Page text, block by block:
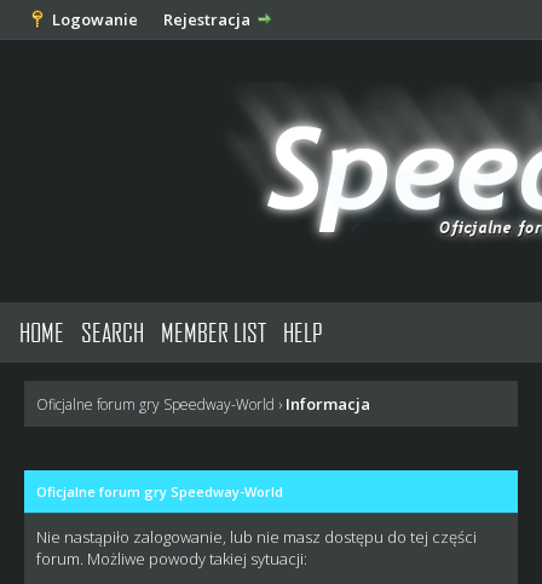
Logowanie Rejestracja
HOME SEARCH MEMBER LIST HELP
Oficjalne forum gry Speedway-World › Informacja
Oficjalne forum gry Speedway-World
Nie nastąpiło zalogowanie, lub nie masz dostępu do tej części
forum. Możliwe powody takiej sytuacji: